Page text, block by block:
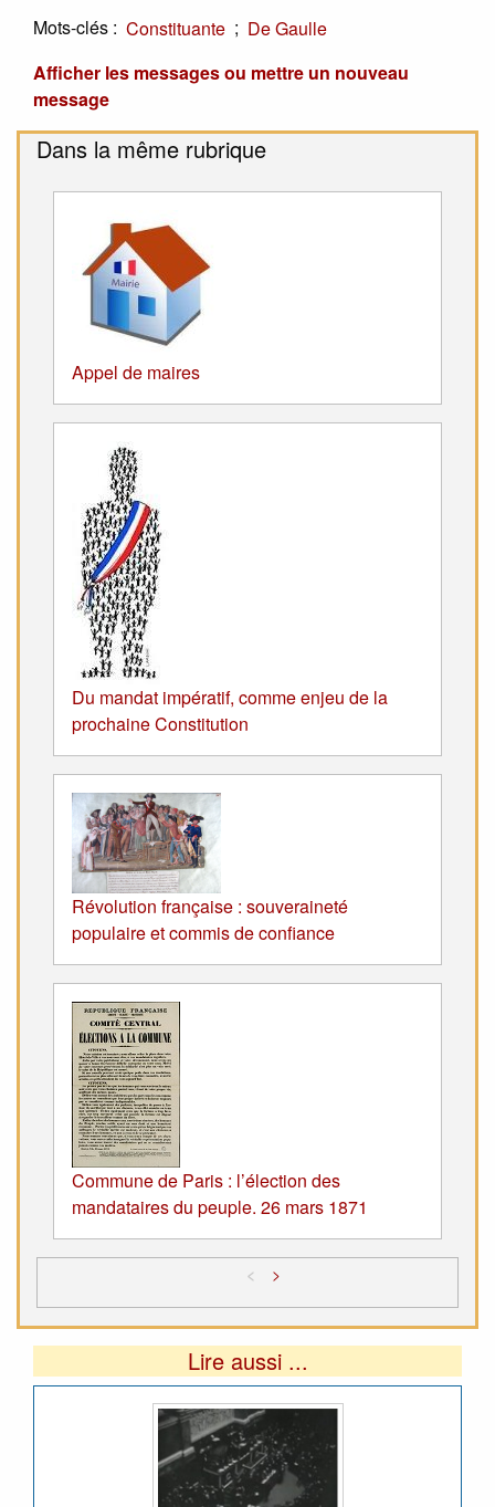
Mots-clés : Constituante ; De Gaulle
Afficher les messages ou mettre un nouveau
message
Dans la même rubrique
Appel de maires
Du mandat impératif, comme enjeu de la
prochaine Constitution
Révolution française : souveraineté
populaire et commis de confiance
Commune de Paris : l’élection des
mandataires du peuple. 26 mars 1871
< >
Lire aussi ...